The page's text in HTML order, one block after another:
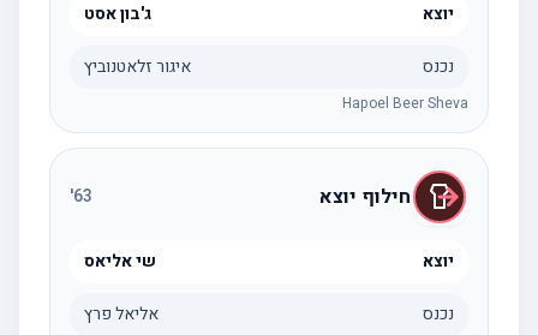
יוצא ג'בון אסט
נכנס איגור זלאטנוביץ
Hapoel Beer Sheva
חילוף יוצא 63
'
יוצא שי אליאס
נכנס אליאל פרץ